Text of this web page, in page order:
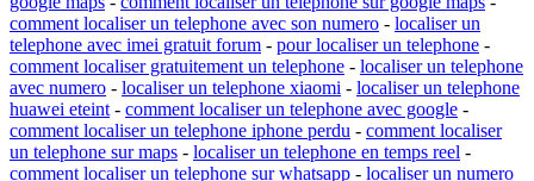
comment localiser un telephone avec son numero - localiser un
telephone avec imei gratuit forum - pour localiser un telephone -
comment localiser gratuitement un telephone - localiser un telephone
avec numero - localiser un telephone xiaomi - localiser un telephone
huawei eteint - comment localiser un telephone avec google -
comment localiser un telephone iphone perdu - comment localiser
un telephone sur maps - localiser un telephone en temps reel -
comment localiser un telephone sur whatsapp - localiser un numero